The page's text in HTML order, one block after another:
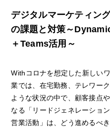
デジタルマーケティン
の課題と対策～
＋Teams活用～
Withコロナを想定した新しい
業では、在宅勤務、テレワー
ような状況の中で、顧客接点
なる「リードジェネレーショ
営業活動」は、どう進めるべ